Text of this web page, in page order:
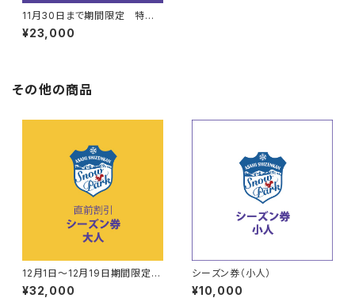
11月30日まで期間限定 特別
割引 シーズン券（学生・シニ
ア）
¥23,000
その他の商品
12月1日～12月19日期間限定
直前割引 シーズン券（大人）
¥32,000
シーズン券（小人）
¥10,000